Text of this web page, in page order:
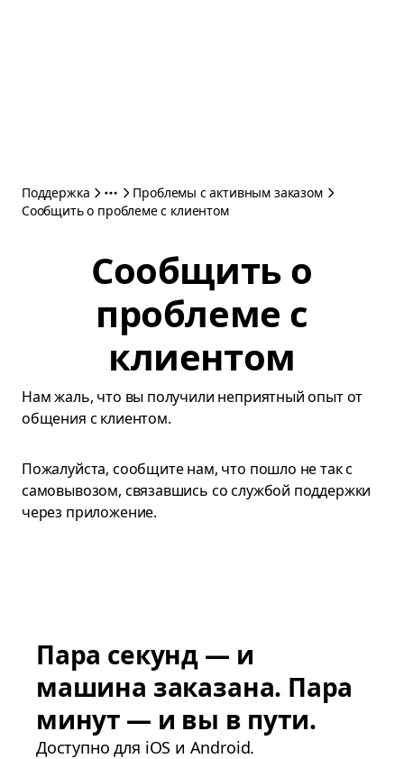
Поддержка
Проблемы с активным заказом
Сообщить о проблеме с клиентом
Сообщить о
проблеме с
клиентом
Нам жаль, что вы получили неприятный опыт от
общения с клиентом.
Пожалуйста, сообщите нам, что пошло не так с
самовывозом, связавшись со службой поддержки
через приложение.
Пара секунд — и
машина заказана. Пара
минут — и вы в пути.
Доступно для iOS и Android.